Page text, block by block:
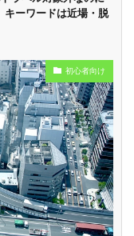
ーワードは近場・脱
初心者向け